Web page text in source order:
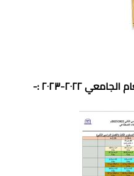
٢٠٢٢-٢٠٢٣ :-